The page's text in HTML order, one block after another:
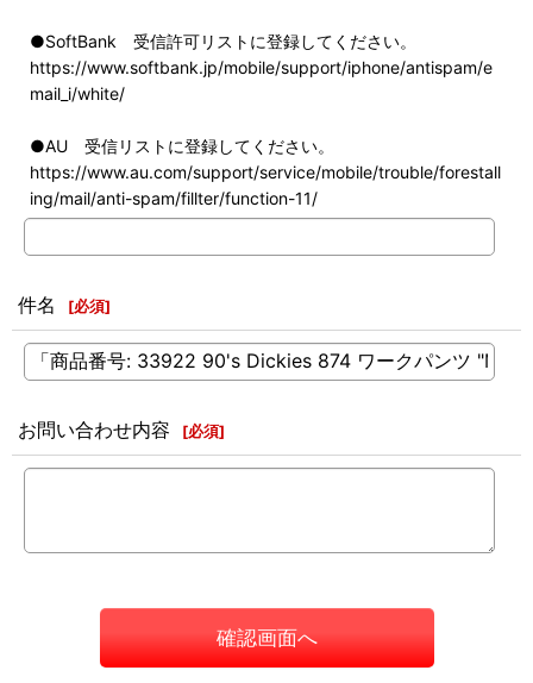
●SoftBank 受信許可リストに登録してください。
https://www.softbank.jp/mobile/support/iphone/antispam/e
mail_i/white/
●AU 受信リストに登録してください。
https://www.au.com/support/service/mobile/trouble/forestall
ing/mail/anti-spam/fillter/function-11/
件名 [必須]
お問い合わせ内容 [必須]
確認画面へ